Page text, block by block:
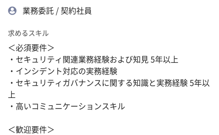
業務委託 / 契約社員
求めるスキル
＜必須要件＞
・セキュリティ関連業務経験および知見 5年以上
・インシデント対応の実務経験
・セキュリティガバナンスに関する知識と実務経験 5年以
上
・高いコミュニケーションスキル
＜歓迎要件＞